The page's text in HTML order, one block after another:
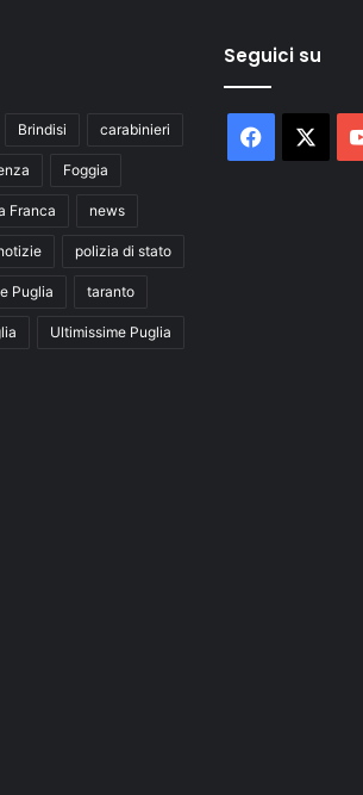
Brindisi carabinieri
Foggia
Franca news
polizia di stato
Puglia taranto
Ultimissime Puglia
Seguici su
Facebook